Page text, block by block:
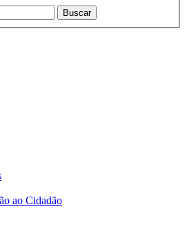
Buscar
ao Cidadão